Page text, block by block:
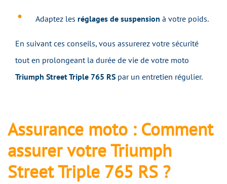
Adaptez les réglages de suspension à votre poids.
En suivant ces conseils, vous assurerez votre sécurité
tout en prolongeant la durée de vie de votre moto
Triumph Street Triple 765 RS par un entretien régulier.
Assurance moto : Comment
assurer votre Triumph
Street Triple 765 RS ?